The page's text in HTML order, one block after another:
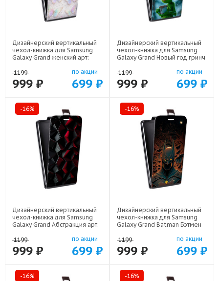
Дизайнерский вертикальный
чехол-книжка для Samsung
Galaxy Grand женский арт:
1199
999 ₽
по акции
699 ₽
Дизайнерский вертикальный
чехол-книжка для Samsung
Galaxy Grand Новый год гринч
1199
999 ₽
по акции
699 ₽
-16%
Дизайнерский вертикальный
чехол-книжка для Samsung
Galaxy Grand Абстракция арт:
1199
999 ₽
по акции
699 ₽
-16%
Дизайнерский вертикальный
чехол-книжка для Samsung
Galaxy Grand Batman Бэтмен
1199
999 ₽
по акции
699 ₽
-16% -16%